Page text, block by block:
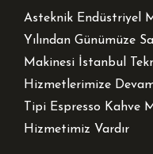
Asteknik Endüstriyel
Yılından Günümüze
Makinesi İstanbul
Hizmetlerimize
Tipi Espresso Kahve
Hizmetimiz Vardır